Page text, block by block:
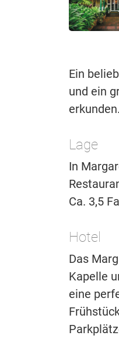
Ein
und ein
erkunden.
Lage
In
Ca. 3,5
Hotel
Das
Kapelle
eine